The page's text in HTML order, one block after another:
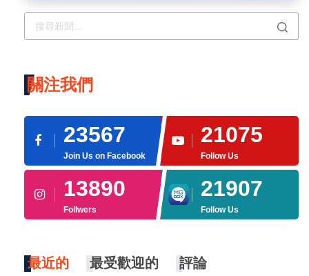
關注我們
23567
Join Us on Facebook
21075
Follow Us
13890
Follwers
21907
Follow Us
最近的 最受歡迎的 評論